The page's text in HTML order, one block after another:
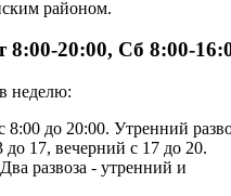
районом.
20:00, Сб 8:00-
неделю:
до 20:00. Утренний
до 17, вечерний с 17 до 20.
развоза - утренний и